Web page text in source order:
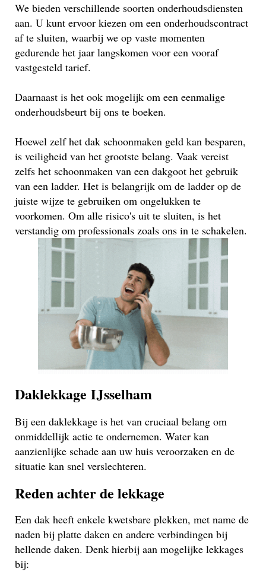
We bieden verschillende soorten onderhoudsdiensten
aan. U kunt ervoor kiezen om een onderhoudscontract
af te sluiten, waarbij we op vaste momenten
gedurende het jaar langskomen voor een vooraf
vastgesteld tarief.
Daarnaast is het ook mogelijk om een eenmalige
onderhoudsbeurt bij ons te boeken.
Hoewel zelf het dak schoonmaken geld kan besparen,
is veiligheid van het grootste belang. Vaak vereist
zelfs het schoonmaken van een dakgoot het gebruik
van een ladder. Het is belangrijk om de ladder op de
juiste wijze te gebruiken om ongelukken te
voorkomen. Om alle risico's uit te sluiten, is het
verstandig om professionals zoals ons in te schakelen.
Daklekkage IJsselham
Bij een daklekkage is het van cruciaal belang om
onmiddellijk actie te ondernemen. Water kan
aanzienlijke schade aan uw huis veroorzaken en de
situatie kan snel verslechteren.
Reden achter de lekkage
Een dak heeft enkele kwetsbare plekken, met name de
naden bij platte daken en andere verbindingen bij
hellende daken. Denk hierbij aan mogelijke lekkages
bij: